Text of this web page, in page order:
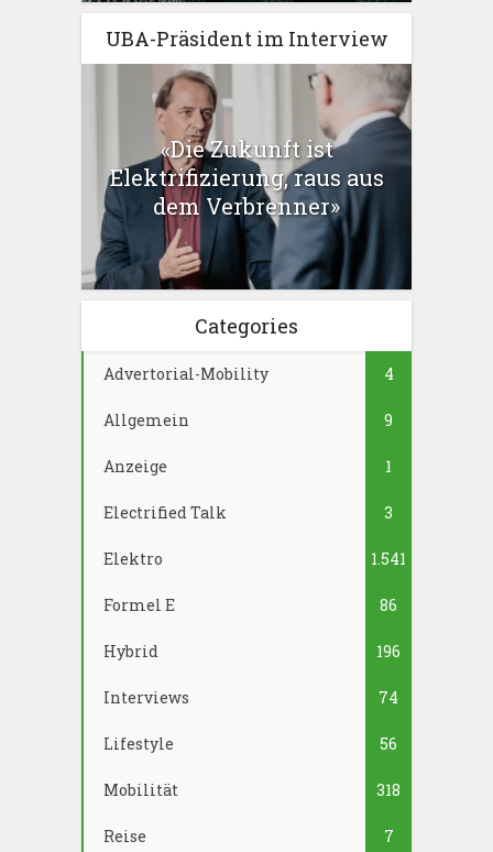
UBA-Präsident im Interview
«Die Zukunft ist
Elektrifizierung, raus aus
dem Verbrenner»
Categories
Advertorial-Mobility 4
Allgemein 9
Anzeige 1
Electrified Talk 3
Elektro 1.541
Formel E 86
Hybrid 196
Interviews 74
Lifestyle 56
Mobilität 318
Reise 7